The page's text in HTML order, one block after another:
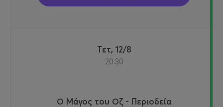
Τετ, 12/8
20:30
Ο Μάγος του Οζ - Περιοδεία